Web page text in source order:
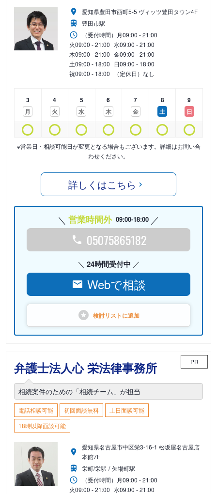
愛知県豊田市西町5-5 ヴィッツ豊田タウン4F
豊田市駅
（受付時間） 月09:00 - 21:00
火09:00 - 21:00 水09:00 - 21:00
木09:00 - 21:00 金09:00 - 21:00
土09:00 - 18:00 日09:00 - 18:00
祝09:00 - 18:00 （定休日）なし
3
月
4
火
5
水
6
木
7
金
8
土
9
日
※営業日・相談可能日が変更となる場合もございます。詳細はお問い合
わせください。
詳しくはこちら
営業時間外 09:00-18:00
05075865182
24時間受付中
Webで相談
検討リストに追加
弁護士法人心 栄法律事務所 PR
相続案件のための「相続チーム」が担当
電話相談可能 初回面談無料
土日面談可能
18時以降面談可能
愛知県名古屋市中区栄3-16-1 松坂屋名古屋店
本館7F
栄町/栄駅
矢場町駅
（受付時間） 月09:00 - 21:00
火09:00 - 21:00 水09:00 - 21:00